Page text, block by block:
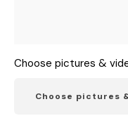
Choose pictures &
Choose pictures